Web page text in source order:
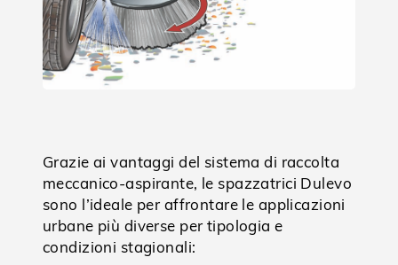
Grazie ai vantaggi del sistema di raccolta
meccanico-aspirante, le spazzatrici Dulevo
sono l’ideale per affrontare le applicazioni
urbane più diverse per tipologia e
condizioni stagionali: